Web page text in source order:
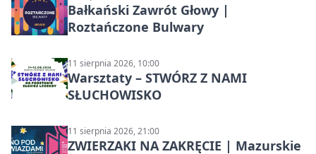
Bałkański Zawrót Głowy |
Roztańczone Bulwary
11 sierpnia 2026, 10:00
Warsztaty – STWÓRZ Z NAMI
SŁUCHOWISKO
11 sierpnia 2026, 21:00
ZWIERZAKI NA ZAKRĘCIE | Mazurskie